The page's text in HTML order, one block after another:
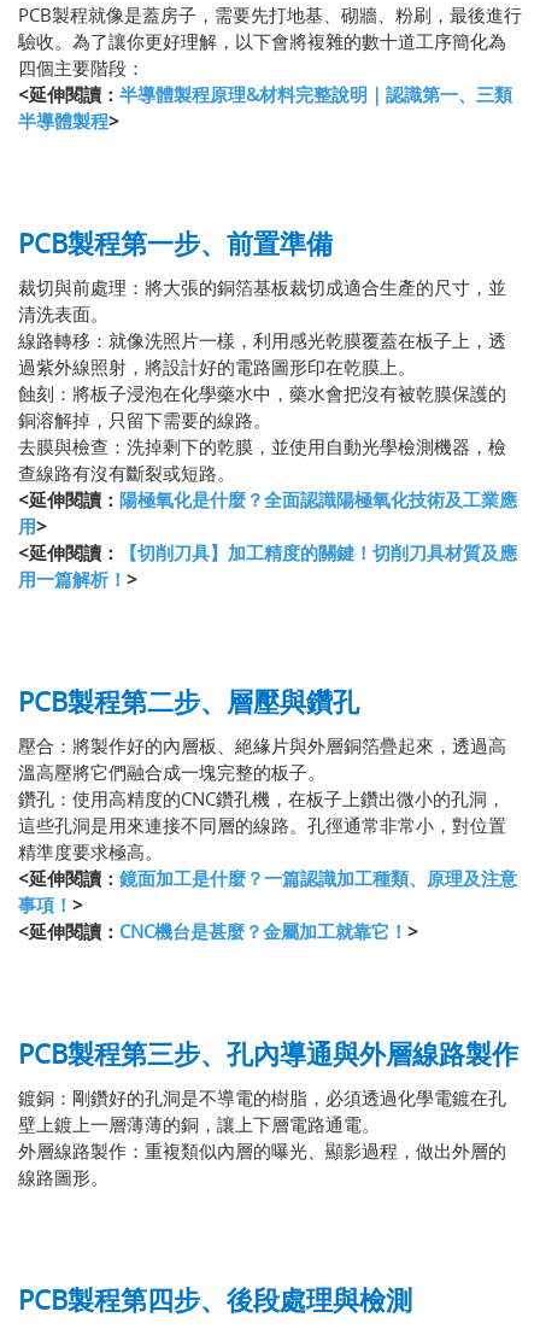
PCB製程就像是蓋房子，需要先打地基、砌牆、粉刷，最後進行
驗收。為了讓你更好理解，以下會將複雜的數十道工序簡化為
四個主要階段：
<延伸閱讀： 半導體製程原理&材料完整說明｜認識第一、三類
半導體製程>
PCB製程第一步、前置準備
裁切與前處理：將大張的銅箔基板裁切成適合生產的尺寸，並
清洗表面。
線路轉移：就像洗照片一樣，利用感光乾膜覆蓋在板子上，透
過紫外線照射，將設計好的電路圖形印在乾膜上。
蝕刻：將板子浸泡在化學藥水中，藥水會把沒有被乾膜保護的
銅溶解掉，只留下需要的線路。
去膜與檢查：洗掉剩下的乾膜，並使用自動光學檢測機器，檢
查線路有沒有斷裂或短路。
<延伸閱讀： 陽極氧化是什麼？全面認識陽極氧化技術及工業應
用>
<延伸閱讀：
【切削刀具】加工精度的關鍵！切削刀具材質及應
用一篇解析！ >
PCB製程第二步、層壓與鑽孔
壓合：將製作好的內層板、絕緣片與外層銅箔疊起來，透過高
溫高壓將它們融合成一塊完整的板子。
鑽孔：使用高精度的CNC鑽孔機，在板子上鑽出微小的孔洞，
這些孔洞是用來連接不同層的線路。孔徑通常非常小，對位置
精準度要求極高。
<延伸閱讀： 鏡面加工是什麼？一篇認識加工種類、原理及注意
事項！ >
<延伸閱讀： CNC機台是甚麼？金屬加工就靠它！ >
PCB製程第三步、孔內導通與外層線路製作
鍍銅：剛鑽好的孔洞是不導電的樹脂，必須透過化學電鍍在孔
壁上鍍上一層薄薄的銅，讓上下層電路通電。
外層線路製作：重複類似內層的曝光、顯影過程，做出外層的
線路圖形。
PCB製程第四步、後段處理與檢測